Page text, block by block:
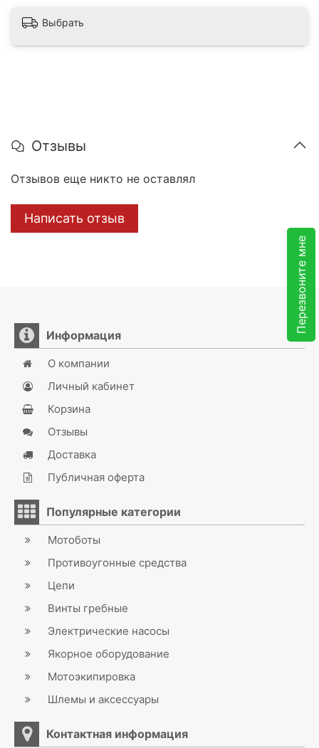
Перезвоните мне
Выбрать
Отзывы
Отзывов еще никто не оставлял
Написать отзыв
Информация
О компании
Личный кабинет
Корзина
Отзывы
Доставка
Публичная оферта
Популярные категории
Мотоботы
Противоугонные средства
Цепи
Винты гребные
Электрические насосы
Якорное оборудование
Мотоэкипировка
Шлемы и аксессуары
Контактная информация